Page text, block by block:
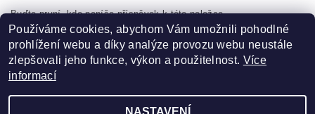
Buďte první, kdo napíše příspěvek k této položce.
Přidat komentář
Používáme cookies, abychom Vám umožnili pohodlné
prohlížení webu a díky analýze provozu webu neustále
zlepšovali jeho funkce, výkon a použitelnost. Více
informací
NASTAVENÍ